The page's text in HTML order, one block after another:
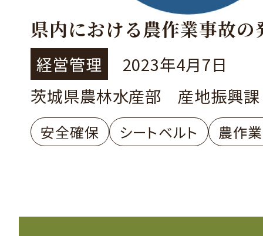
県内における農作業事故の
経営管理
2023年4月7日
茨城県農林水産部 産地振興課
安全確保 シートベルト 農作